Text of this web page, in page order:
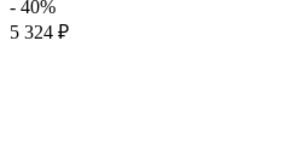
- 40%
5 324 ₽